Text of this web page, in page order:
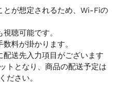
とが想定されるため、Wi-Fiの
聴可能です。
料が掛かります。
送先入力項目がございます
トとなり、商品の配送予定は
ださい。